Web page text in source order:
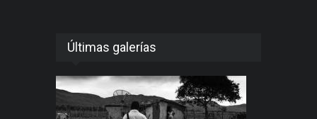
Últimas galerías